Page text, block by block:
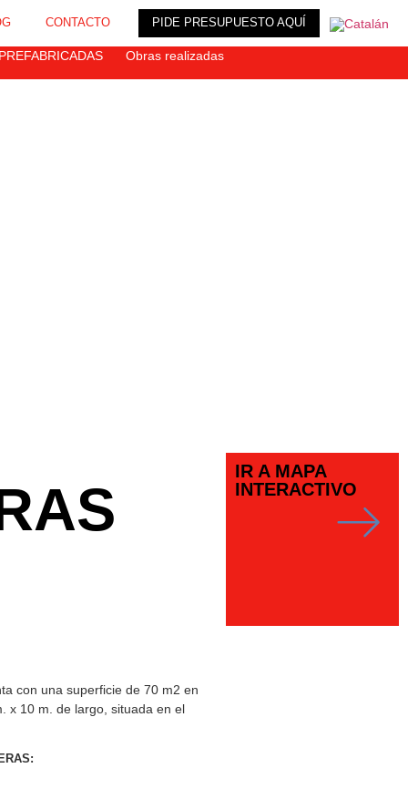
CONTACTO PIDE PRESUPUESTO AQUÍ
Obras realizadas
IR A MAPA
INTERACTIVO
con una superficie de 70 m2 en
x 10 m. de largo, situada en el